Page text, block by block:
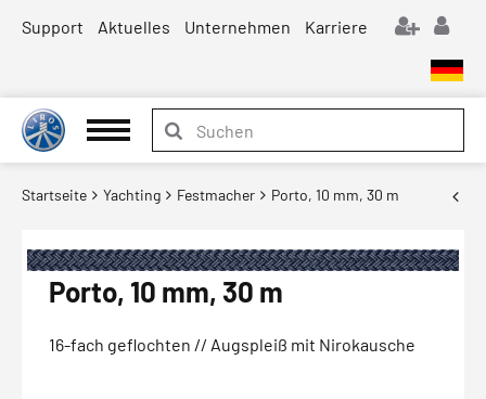
Support Aktuelles Unternehmen Karriere
Startseite Yachting Festmacher Porto, 10 mm, 30 m
Porto, 10 mm, 30 m
16-fach geflochten // Augspleiß mit Nirokausche